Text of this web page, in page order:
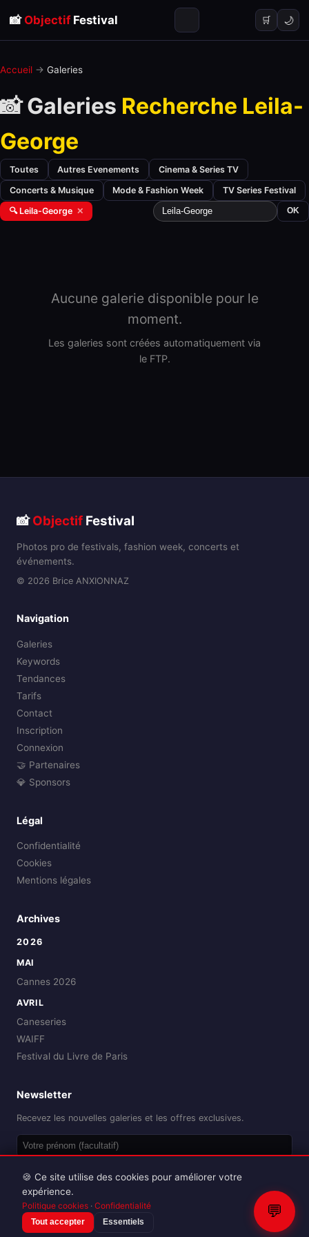
📸 ObjectifFestival 🛒 🌙
Accueil → Galeries
📸 Galeries Recherche Leila-
George
Toutes Autres Evenements Cinema & Series TV
Concerts & Musique Mode & Fashion Week TV Series Festival
🔍 Leila-George ✕ OK
Aucune galerie disponible pour le
moment.
Les galeries sont créées automatiquement via
le FTP.
📸Objectif Festival
Photos pro de festivals, fashion week, concerts et
événements.
© 2026 Brice ANXIONNAZ
Navigation
Galeries
Keywords
Tendances
Tarifs
Contact
Inscription
Connexion
🤝 Partenaires
💎 Sponsors
Légal
Confidentialité
Cookies
Mentions légales
Archives
2026
MAI
Cannes 2026
AVRIL
Caneseries
WAIFF
Festival du Livre de Paris
Newsletter
Recevez les nouvelles galeries et les offres exclusives.
Reproduction interdite sans autorisation.
💬
🍪 Ce site utilise des cookies pour améliorer votre
expérience.
Politique cookies · Confidentialité
Tout accepter Essentiels